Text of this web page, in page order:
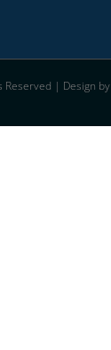
Reserved | Design by